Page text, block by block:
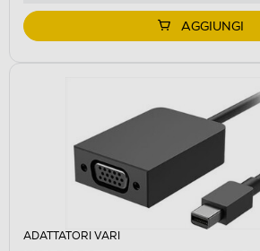
AGGIUNGI
ADATTATORI VARI